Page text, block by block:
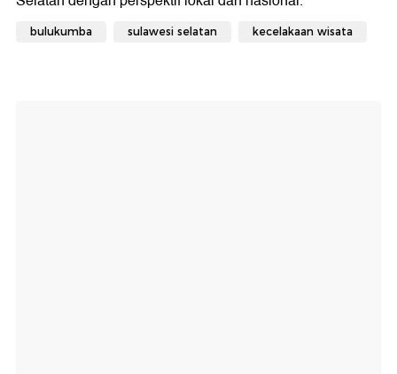
bulukumba sulawesi selatan kecelakaan wisata